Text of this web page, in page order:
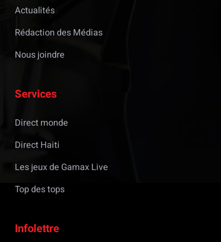
Actualités
Rédaction des Médias
Nous joindre
Services
Direct monde
Direct Haiti
Les jeux de Gamax Live
Top des tops
Infolettre